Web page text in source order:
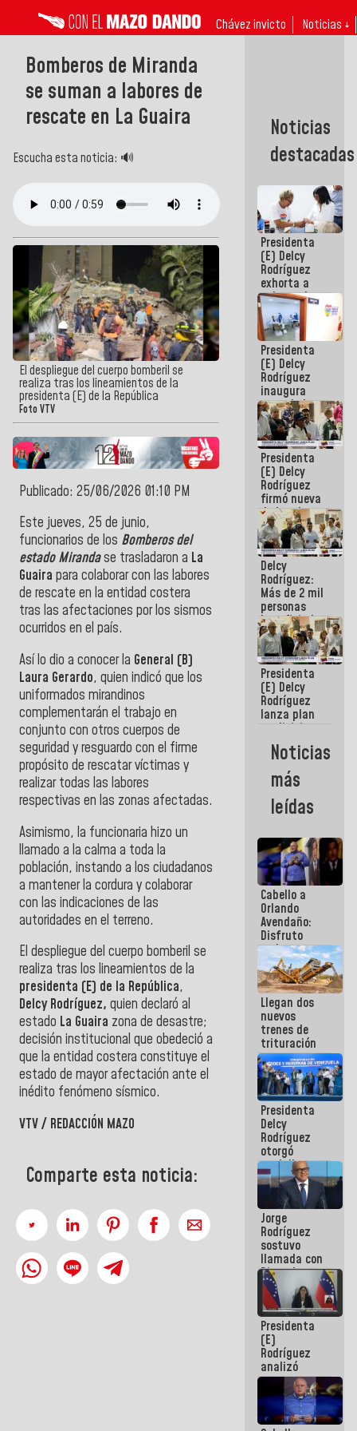
Chávez invicto Noticias ↓
Bomberos de Miranda
se suman a labores de
rescate en La Guaira
Escucha esta noticia: 🔊
El despliegue del cuerpo bomberil se
realiza tras los lineamientos de la
presidenta (E) de la República
Foto VTV
Publicado: 25/06/2026 01:10 PM
Este jueves, 25 de junio,
funcionarios de los Bomberos del
estado Mirandase trasladaron a La
Guaira para colaborar con las labores
de rescate en la entidad costera
tras las afectaciones por los sismos
ocurridos en el país.
Así lo dio a conocer la General (B)
Laura Gerardo, quien indicó que los
uniformados mirandinos
complementarán el trabajo en
conjunto con otros cuerpos de
seguridad y resguardo con el firme
propósito de rescatar víctimas y
realizar todas las labores
respectivas en las zonas afectadas.
Asimismo, la funcionaria hizo un
llamado a la calma a toda la
población, instando a los ciudadanos
a mantener la cordura y colaborar
con las indicaciones de las
autoridades en el terreno.
El despliegue del cuerpo bomberil se
realiza tras los lineamientos de la
presidenta (E) de la República,
Delcy Rodríguez, quien declaró al
estado La Guaira zona de desastre;
decisión institucional que obedeció a
que la entidad costera constituye el
estado de mayor afectación ante el
inédito fenómeno sísmico.
VTV / REDACCIÓN MAZO
Comparte esta noticia:
Noticias
destacadas
Presidenta
(E) Delcy
Rodríguez
exhorta a
gobernadores
y alcaldes a
edificar
casas para
abuelos
Presidenta
(E) Delcy
Rodríguez
inaugura
casa de los
Abuelos
Primavera
en Caracas
Presidenta
(E) Delcy
Rodríguez
firmó nueva
de Ley de
Arrendamiento
aprobada
por la AN
Delcy
Rodríguez:
Más de 2 mil
personas
beneficiadas
con planes
para
atención de
emergencia
sísmica en
la última
semana
Presidenta
(E) Delcy
Rodríguez
lanza plan
crediticio
con subsidio
a Juntas de
Condominio
Noticias
más
leídas
Cabello a
Orlando
Avendaño:
Disfruto
cada vez
que escribes
porque lo
que haces
es
embarrarla
Llegan dos
nuevos
trenes de
trituración
para
optimizar
manejo de
escombros
en La Guaira
Presidenta
Delcy
Rodríguez
otorgó
medalla
"Héroe de
Venezuela"
a servidores
públicos
Jorge
Rodríguez
sostuvo
llamada con
Dinorah
Figuera y
acuerdan
primer
encuentro
presencial
para el
diálogo
Presidenta
(E)
Rodríguez
analizó
junto a
gobernadores
planes de
recuperación